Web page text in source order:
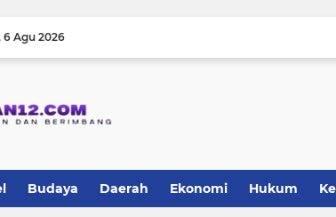
6 Agu 2026
Budaya Daerah Ekonomi Hukum